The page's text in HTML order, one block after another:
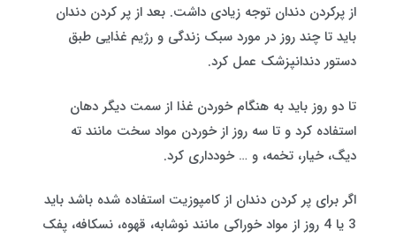
از پرکردن دندان توجه زیادی داشت. بعد از پر کردن دندان
باید تا چند روز در مورد سبک زندگی و رژیم غذایی طبق
دستور دندانپزشک عمل کرد.
تا دو روز باید به هنگام خوردن غذا از سمت دیگر دهان
استفاده کرد و تا سه روز از خوردن مواد سخت مانند ته
دیگ، خیار، تخمه، و … خودداری کرد.
اگر برای پر کردن دندان از کامپوزیت استفاده شده باشد باید
3 یا 4 روز از مواد خوراکی مانند نوشابه، قهوه، نسکافه، پفک